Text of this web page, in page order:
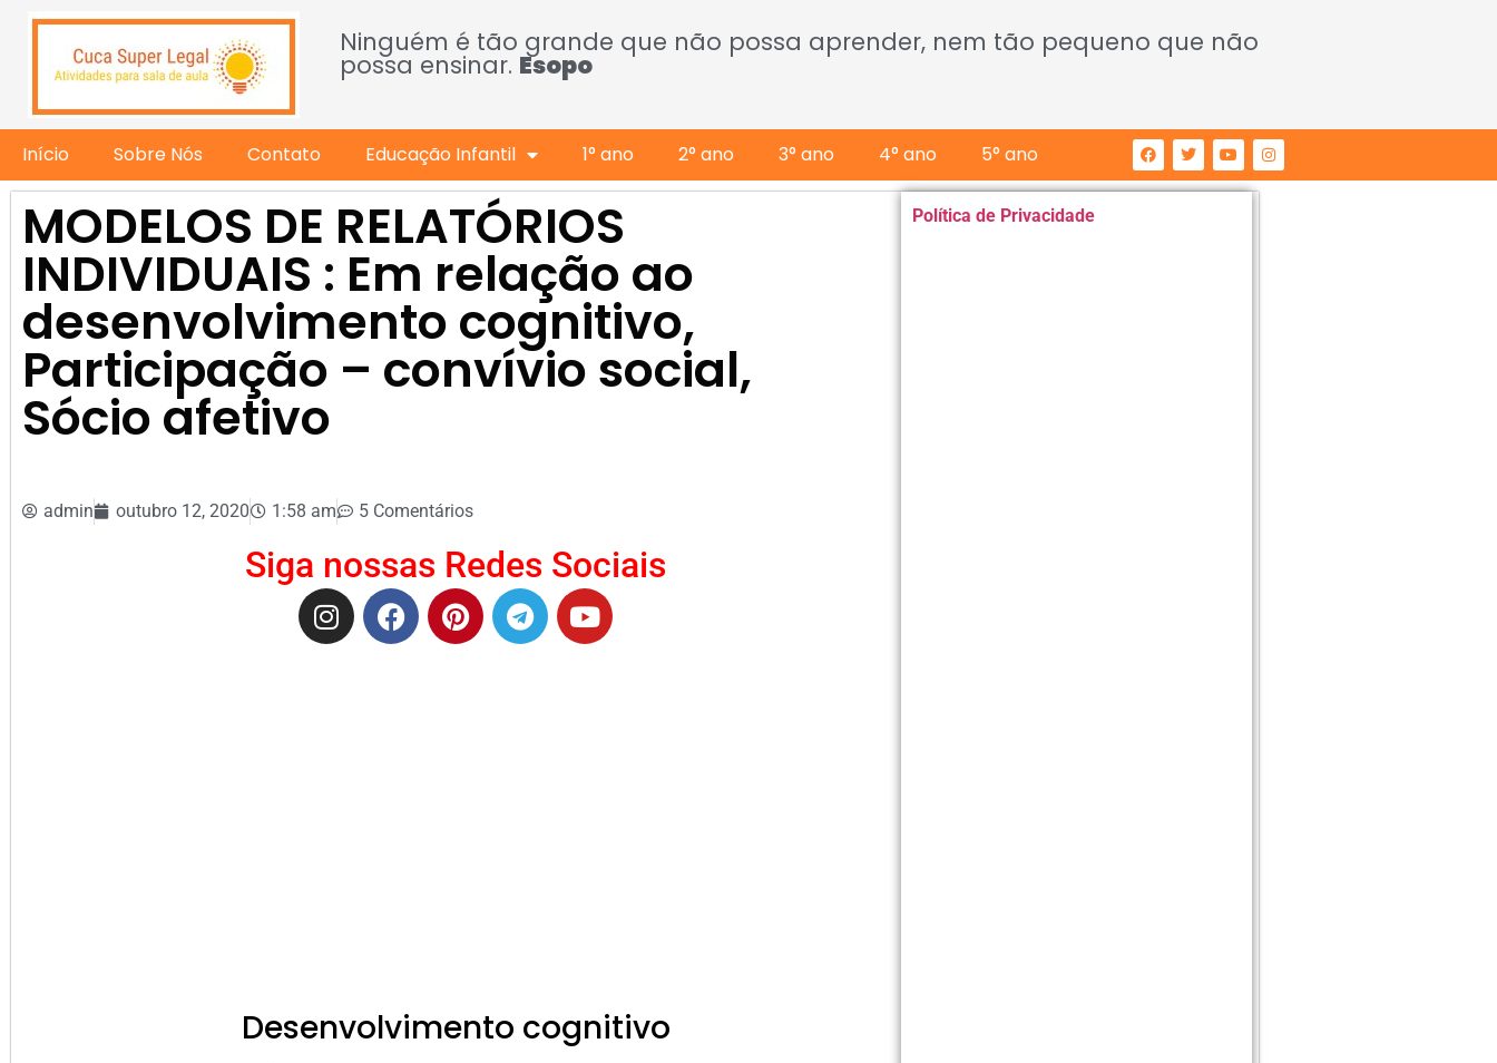
Ninguém é tão grande que não possa aprender, nem tão pequeno que não
possa ensinar. Esopo
Início Sobre Nós Contato Educação Infantil 1° ano 2° ano 3° ano 4° ano 5° ano
MODELOS DE RELATÓRIOS
INDIVIDUAIS : Em relação ao
desenvolvimento cognitivo,
Participação – convívio social,
Sócio afetivo
admin outubro 12, 2020 1:58 am 5 Comentários
Siga nossas Redes Sociais
Desenvolvimento cognitivo
Política de Privacidade